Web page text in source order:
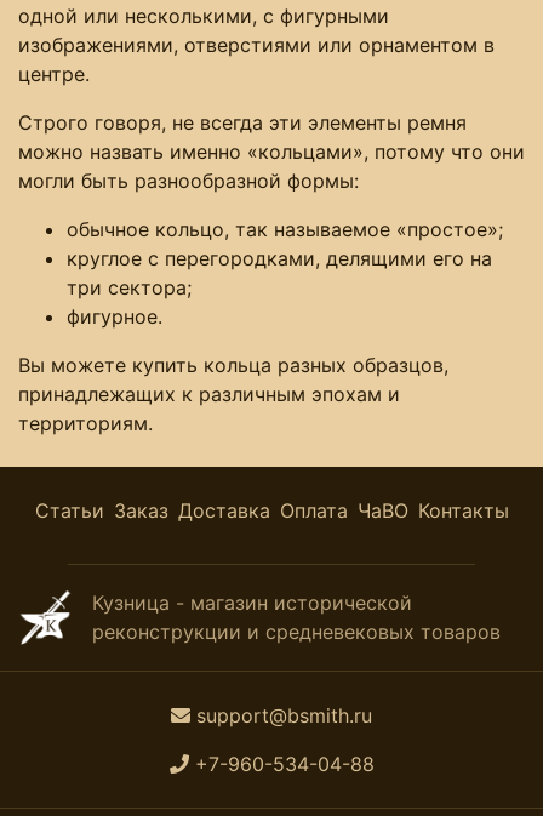
одной или несколькими, с фигурными
изображениями, отверстиями или орнаментом в
центре.
Строго говоря, не всегда эти элементы ремня
можно назвать именно «кольцами», потому что они
могли быть разнообразной формы:
обычное кольцо, так называемое «простое»;
круглое с перегородками, делящими его на
три сектора;
фигурное.
Вы можете купить кольца разных образцов,
принадлежащих к различным эпохам и
территориям.
Статьи Заказ Доставка Оплата ЧаВО Контакты
Кузница - магазин исторической
реконструкции и средневековых товаров
support@bsmith.ru
+7-960-534-04-88